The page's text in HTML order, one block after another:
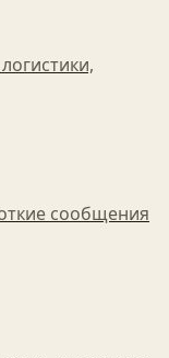
сообщения